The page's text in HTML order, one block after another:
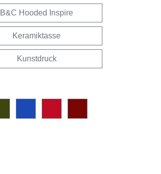
B&C Hooded Inspire
Keramiktasse
Kunstdruck